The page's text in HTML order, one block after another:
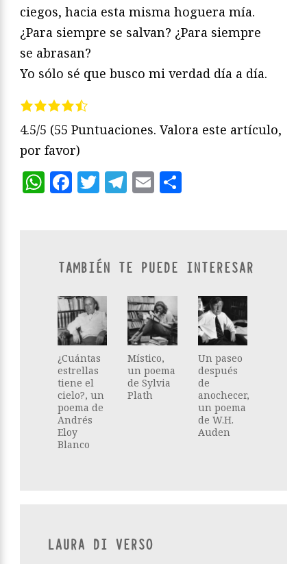
ciegos, hacia esta misma hoguera mía.
¿Para siempre se salvan? ¿Para siempre
se abrasan?
Yo sólo sé que busco mi verdad día a día.
4.5/5 (55 Puntuaciones. Valora este artículo,
por favor)
WhatsApp
Facebook
Twitter
Telegram
Email
TAMBIÉN TE PUEDE INTERESAR
¿Cuántas
estrellas
tiene el
cielo?, un
poema de
Andrés
Eloy
Blanco
Místico,
un poema
de Sylvia
Plath
Un paseo
después
de
anochecer,
un poema
de W.H.
Auden
LAURA DI VERSO